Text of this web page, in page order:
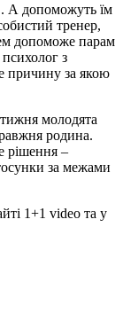
А допоможуть їм
тренер,
допоможе парам
з
причину за якою
молодята
родина.
рішення –
за межами
1+1 video та у